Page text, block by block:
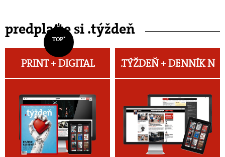
predplaťte si .týždeň
TOP*
PRINT + DIGITAL .TÝŽDEŇ +DENNÍK N